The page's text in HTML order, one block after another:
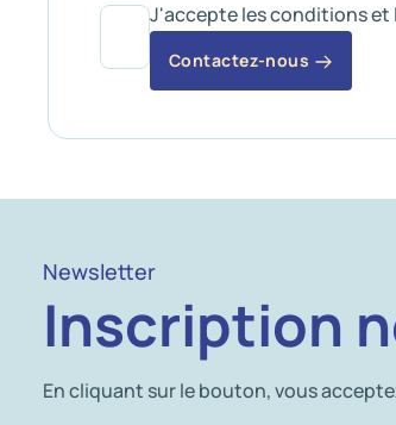
J'accepte les conditions
Contactez-nous
Newsletter
Inscription
En cliquant sur le bouton, vous